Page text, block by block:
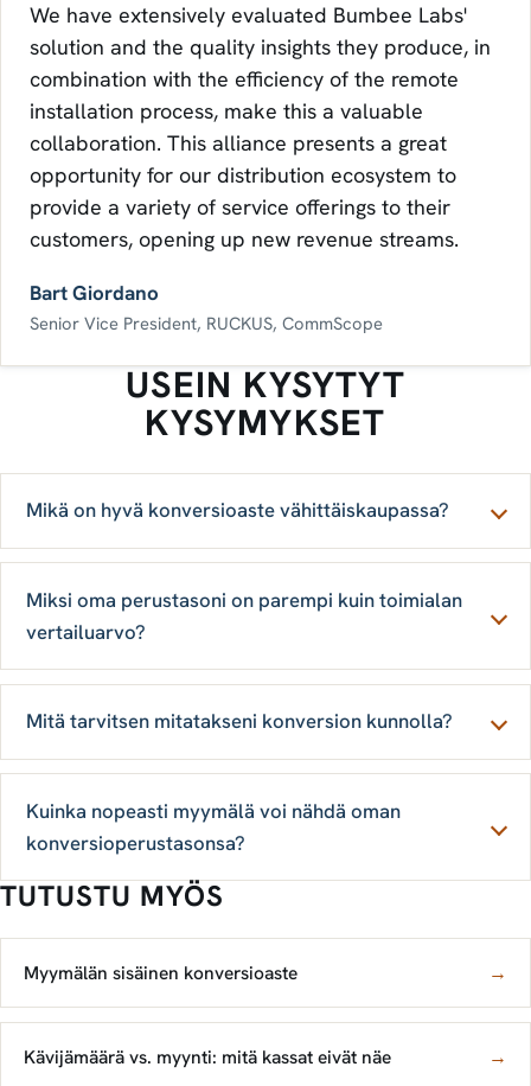
We have extensively evaluated Bumbee Labs'
solution and the quality insights they produce, in
combination with the efficiency of the remote
installation process, make this a valuable
collaboration. This alliance presents a great
opportunity for our distribution ecosystem to
provide a variety of service offerings to their
customers, opening up new revenue streams.
Bart Giordano
Senior Vice President, RUCKUS, CommScope
USEIN KYSYTYT
KYSYMYKSET
Mikä on hyvä konversioaste vähittäiskaupassa?
Miksi oma perustasoni on parempi kuin toimialan
vertailuarvo?
Mitä tarvitsen mitatakseni konversion kunnolla?
Kuinka nopeasti myymälä voi nähdä oman
konversioperustasonsa?
TUTUSTU MYÖS
Myymälän sisäinen konversioaste →
Kävijämäärä vs. myynti: mitä kassat eivät näe →